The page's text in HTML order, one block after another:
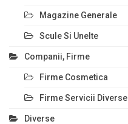
Magazine Generale
Scule Si Unelte
Companii, Firme
Firme Cosmetica
Firme Servicii Diverse
Diverse